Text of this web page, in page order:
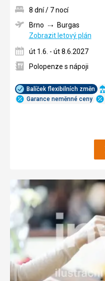
Balíček flexibilních změn
Garance neměnné ceny
8 dní / 7 nocí
Brno
Burgas
Zobrazit letový plán
út 1.6. - út 8.6.2027
Polopenze s nápoji